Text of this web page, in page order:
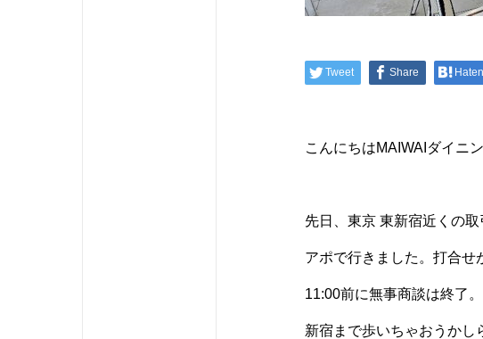
Tweet Share
こんにちはMAIWAIダイニ
先日、東京 東新宿近くの
アポで行きました。打合せ
11:00前に無事商談は終了。
新宿まで歩いちゃおうかし